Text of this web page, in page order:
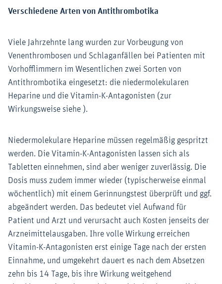
Verschiedene Arten von Antithrombotika
Viele Jahrzehnte lang wurden zur Vorbeugung von
Venenthrombosen und Schlaganfällen bei Patienten mit
Vorhofflimmern im Wesentlichen zwei Sorten von
Antithrombotika eingesetzt: die niedermolekularen
Heparine und die Vitamin-K-Antagonisten (zur
Wirkungsweise siehe ).
Niedermolekulare Heparine müssen regelmäßig gespritzt
werden. Die Vitamin-K-Antagonisten lassen sich als
Tabletten einnehmen, sind aber weniger zuverlässig. Die
Dosis muss zudem immer wieder (typischerweise einmal
wöchentlich) mit einem Gerinnungstest überprüft und ggf.
abgeändert werden. Das bedeutet viel Aufwand für
Patient und Arzt und verursacht auch Kosten jenseits der
Arzneimittelausgaben. Ihre volle Wirkung erreichen
Vitamin-K-Antagonisten erst einige Tage nach der ersten
Einnahme, und umgekehrt dauert es nach dem Absetzen
zehn bis 14 Tage, bis ihre Wirkung weitgehend